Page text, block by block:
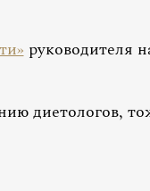
руководителя
диетологов,